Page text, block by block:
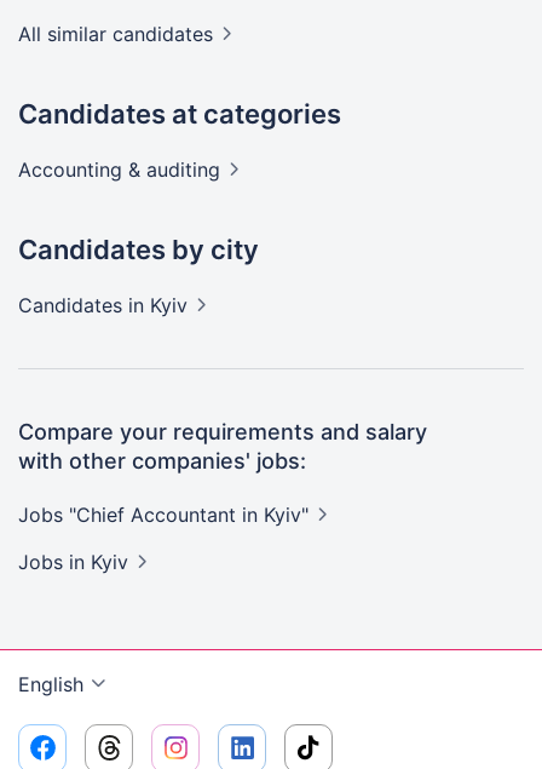
All similar candidates
Candidates at categories
Accounting & auditing
Candidates by city
Candidates in Kyiv
Compare your requirements and salary
with other companies' jobs:
Jobs "Chief Accountant in Kyiv"
Jobs in Kyiv
English